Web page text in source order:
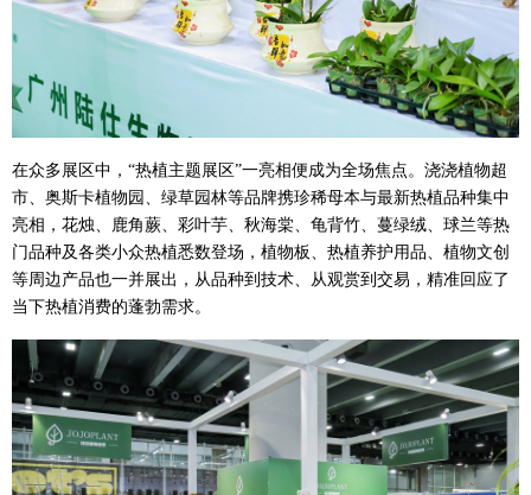
在众多展区中，“热植主题展区”一亮相便成为全场焦点。浇浇植物超
市、奥斯卡植物园、绿草园林等品牌携珍稀母本与最新热植品种集中
亮相，花烛、鹿角蕨、彩叶芋、秋海棠、龟背竹、蔓绿绒、球兰等热
门品种及各类小众热植悉数登场，植物板、热植养护用品、植物文创
等周边产品也一并展出，从品种到技术、从观赏到交易，精准回应了
当下热植消费的蓬勃需求。